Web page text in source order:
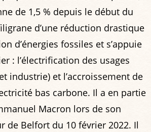
de 1,5 % depuis le début du
d’une réduction drastique
d’énergies fossiles et s’appuie
: l’électrification des usages
industrie) et l’accroissement de
bas carbone. Il a en partie
Macron lors de son
de Belfort du 10 février 2022. Il